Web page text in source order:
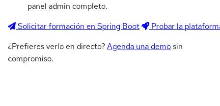
panel admin completo.
Solicitar formación en Spring Boot
Probar la
¿Prefieres verlo en directo?Agenda una demosin
compromiso.